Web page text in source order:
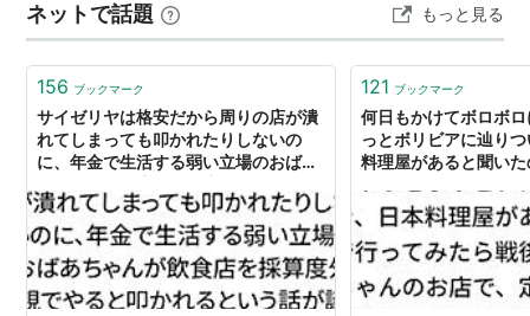
のおかず屋さんは、いつも…
ネットで話題 もっと見る
156 ブックマーク
サイゼリヤは格安だから周りの店が潰
れてしまっても叩かれたりしないの
に、年金で生活する弱い立場のおばあ
叩かれるという話が議論に
121 ブックマーク
何日もかけてボロボ
っとボリビアに辿り
料理屋があると聞い
定食の味噌汁に口を
泣いてしまった話